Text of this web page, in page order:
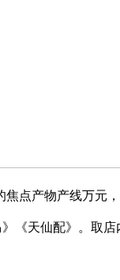
点产物产线万元
天仙配》。取